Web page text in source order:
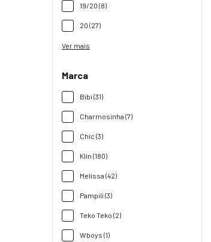
19/20 (8)
20 (27)
Ver mais
Marca
Bibi (31)
Charmosinha (7)
Chic (3)
Klin (180)
Melissa (42)
Pampili (3)
Teko Teko (2)
Wboys (1)